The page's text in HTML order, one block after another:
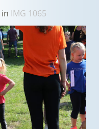
in IMG 1065